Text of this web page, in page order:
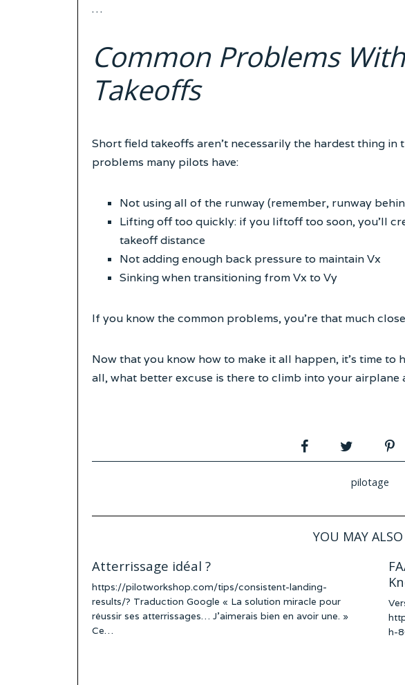
…
Common Problems
Takeoffs
Short field takeoffs aren’t necessarily the hardest thing
problems many pilots have:
Not using all of the runway (remember, runway
Lifting off too quickly: if you liftoff too soon, you’ll
takeoff distance
Not adding enough back pressure to maintain Vx
Sinking when transitioning from Vx to Vy
If you know the common problems, you’re that much
Now that you know how to make it all happen, it’s time
all, what better excuse is there to climb into your airplane
pilotage
YOU MAY
Atterrissage idéal ?
https://pilotworkshop.com/tips/consistent-landing-
results/? Traduction Google « La solution miracle pour
réussir ses atterrissages… J’aimerais bien en avoir une. »
Ce…
h-